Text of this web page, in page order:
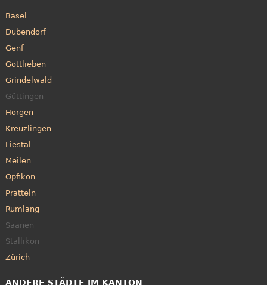
Basel
Dübendorf
Genf
Gottlieben
Grindelwald
Güttingen
Horgen
Kreuzlingen
Liestal
Meilen
Opfikon
Pratteln
Rümlang
Saanen
Stallikon
Zürich
ANDERE STÄDTE IM KANTON